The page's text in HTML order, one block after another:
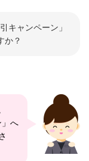
キャンペーン」
か？
」へ